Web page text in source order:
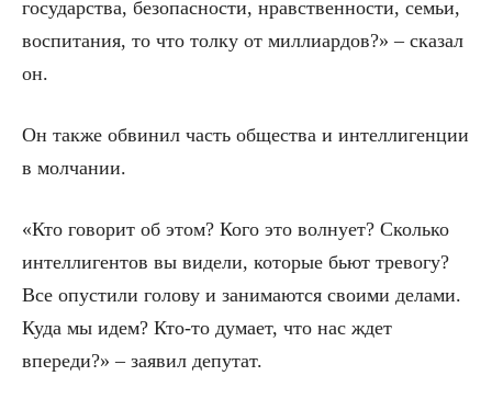
государства, безопасности, нравственности, семьи,
воспитания, то что толку от миллиардов?» – сказал
он.
Он также обвинил часть общества и интеллигенции
в молчании.
«Кто говорит об этом? Кого это волнует? Сколько
интеллигентов вы видели, которые бьют тревогу?
Все опустили голову и занимаются своими делами.
Куда мы идем? Кто-то думает, что нас ждет
впереди?» – заявил депутат.